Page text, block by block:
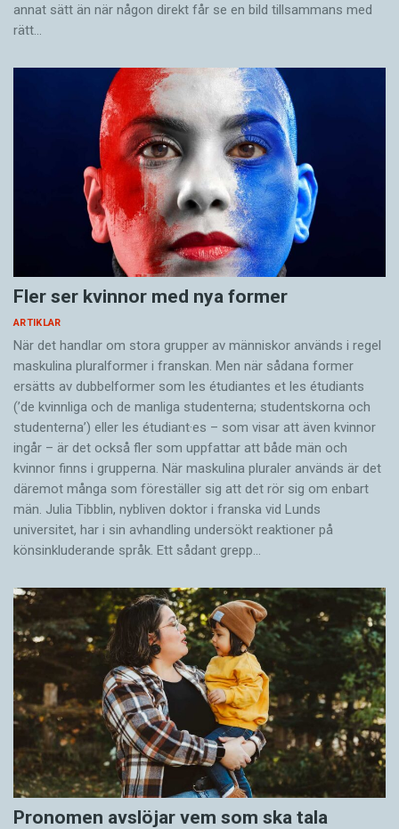
annat sätt än när någon direkt får se en bild tillsammans med
rätt…
Fler ser kvinnor med nya former
ARTIKLAR
När det handlar om stora grupper av människor används i regel
maskulina pluralformer i franskan. Men när sådana ­former
ersätts av dubbel­former som les étudiantes et les étudiants
(’de kvinnliga och de manliga studenterna; studentskorna och
studenterna’) eller les étudiant·es – som visar att även kvinnor
ingår – är det också fler som uppfattar att både män och
kvinnor finns i grupperna. När maskulina pluraler används är det
där­emot många som föreställer sig att det rör sig om enbart
män. Julia Tibblin, nybliven doktor i franska vid Lunds
universitet, har i sin avhandling undersökt reaktioner på
könsinkluderande språk. Ett sådant grepp…
Pronomen avslöjar vem som ska tala